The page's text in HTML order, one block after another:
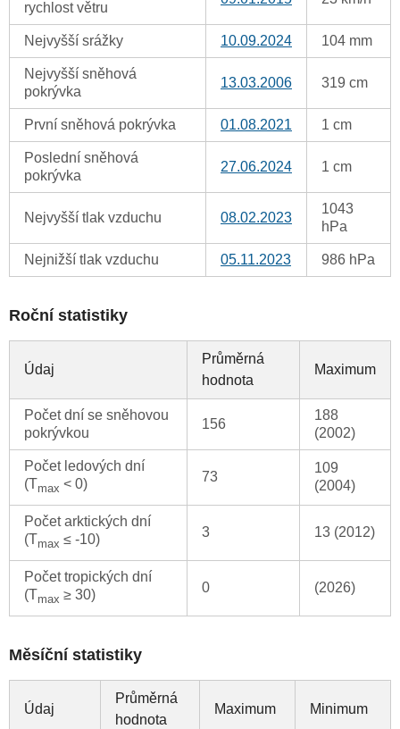
rychlost větru
Nejvyšší srážky 10.09.2024 104 mm
Nejvyšší sněhová
pokrývka
13.03.2006 319 cm
První sněhová pokrývka 01.08.2021 1 cm
Poslední sněhová
pokrývka
27.06.2024 1 cm
Nejvyšší tlak vzduchu 08.02.2023
1043
hPa
Nejnižší tlak vzduchu 05.11.2023 986 hPa
Roční statistiky
Údaj
Průměrná
hodnota
Maximum
Počet dní se sněhovou
pokrývkou
156
188
(2002)
Počet ledových dní
(Tmax < 0) 73
109
(2004)
Počet arktických dní
(Tmax ≤ -10) 3 13 (2012)
Počet tropických dní
(Tmax ≥ 30) 0 (2026)
Měsíční statistiky
Údaj
Průměrná
hodnota
Maximum Minimum